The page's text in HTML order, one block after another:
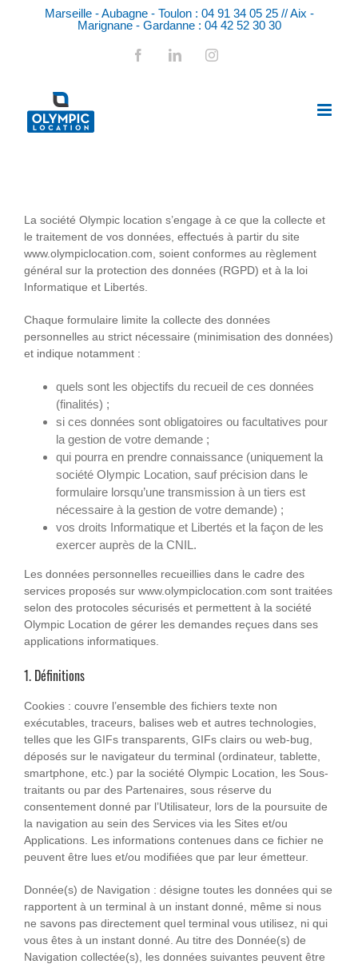
Marseille - Aubagne - Toulon : 04 91 34 05 25 // Aix -
Marignane - Gardanne : 04 42 52 30 30
FacebookLinkedInInstagram
La société Olympic location s’engage à ce que la collecte et
le traitement de vos données, effectués à partir du site
www.olympiclocation.com, soient conformes au règlement
général sur la protection des données (RGPD) et à la loi
Informatique et Libertés.
Chaque formulaire limite la collecte des données
personnelles au strict nécessaire (minimisation des données)
et indique notamment :
quels sont les objectifs du recueil de ces données
(finalités) ;
si ces données sont obligatoires ou facultatives pour
la gestion de votre demande ;
qui pourra en prendre connaissance (uniquement la
société Olympic Location, sauf précision dans le
formulaire lorsqu’une transmission à un tiers est
nécessaire à la gestion de votre demande) ;
vos droits Informatique et Libertés et la façon de les
exercer auprès de la CNIL.
Les données personnelles recueillies dans le cadre des
services proposés sur www.olympiclocation.com sont traitées
selon des protocoles sécurisés et permettent à la société
Olympic Location de gérer les demandes reçues dans ses
applications informatiques.
1. Définitions
Cookies : couvre l’ensemble des fichiers texte non
exécutables, traceurs, balises web et autres technologies,
telles que les GIFs transparents, GIFs clairs ou web-bug,
déposés sur le navigateur du terminal (ordinateur, tablette,
smartphone, etc.) par la société Olympic Location, les Sous-
traitants ou par des Partenaires, sous réserve du
consentement donné par l’Utilisateur, lors de la poursuite de
la navigation au sein des Services via les Sites et/ou
Applications. Les informations contenues dans ce fichier ne
peuvent être lues et/ou modifiées que par leur émetteur.
Donnée(s) de Navigation : désigne toutes les données qui se
rapportent à un terminal à un instant donné, même si nous
ne savons pas directement quel terminal vous utilisez, ni qui
vous êtes à un instant donné. Au titre des Donnée(s) de
Navigation collectée(s), les données suivantes peuvent être